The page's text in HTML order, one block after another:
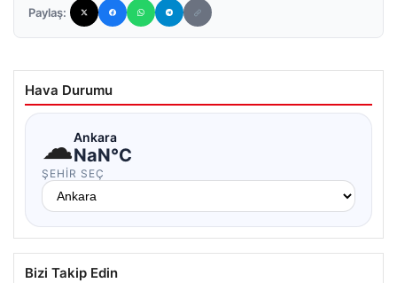
Paylaş:
Hava Durumu
☁Ankara
NaN°C
ŞEHIR SEÇ
Bizi Takip Edin